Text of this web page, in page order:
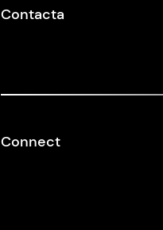
Contacta
Connect